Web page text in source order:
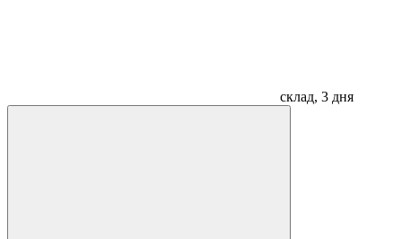
склад, 3 дня